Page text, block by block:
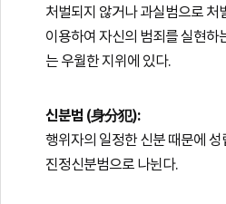
처벌되지 않거나 과실범으로 처
이용하여 자신의 범죄를 실현하
는 우월한 지위에 있다.
신분범 (身分犯):
행위자의 일정한 신분 때문에
진정신분범으로 나뉜다.